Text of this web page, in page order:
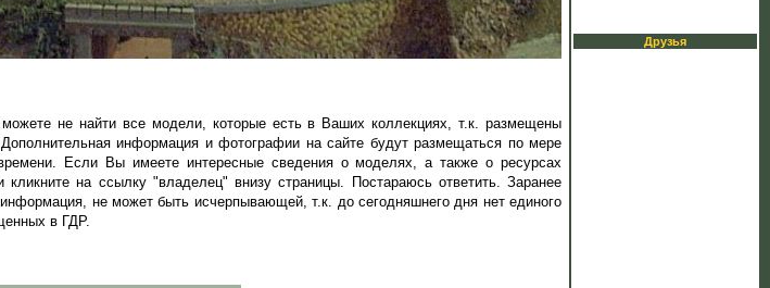
не найти все модели, которые есть в Ваших коллекциях, т.к. размещены
информация и фотографии на сайте будут размещаться по мере
Если Вы имеете интересные сведения о моделях, а также о ресурсах
на ссылку "владелец" внизу страницы. Постараюсь ответить. Заранее
не может быть исчерпывающей, т.к. до сегодняшнего дня нет единого
в ГДР.
Друзья